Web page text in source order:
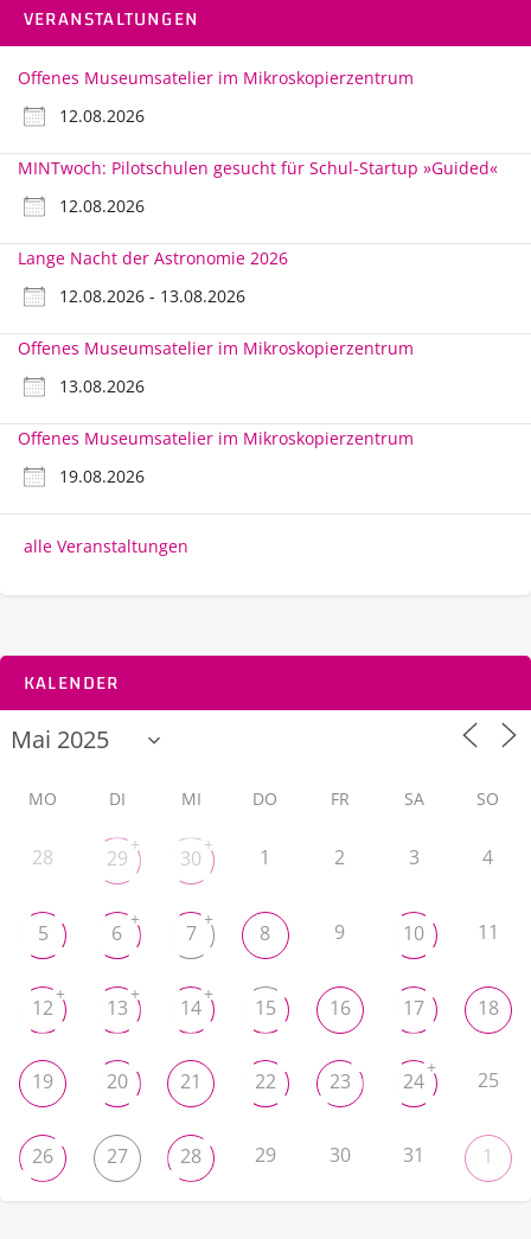
VERANSTALTUNGEN
Offenes Museumsatelier im Mikroskopierzentrum
12.08.2026
MINTwoch: Pilotschulen gesucht für Schul-Startup »Guided«
12.08.2026
Lange Nacht der Astronomie 2026
12.08.2026 - 13.08.2026
Offenes Museumsatelier im Mikroskopierzentrum
13.08.2026
Offenes Museumsatelier im Mikroskopierzentrum
19.08.2026
alle Veranstaltungen
KALENDER
MO DI MI DO FR SA SO
28 29
+
30
+
1 2 3 4
5 6
+
7
+
8 9 10 11
12
+
13
+
14
+
15 16 17 18
19 20 21 22 23 24
+
25
26 27 28 29 30 31 1